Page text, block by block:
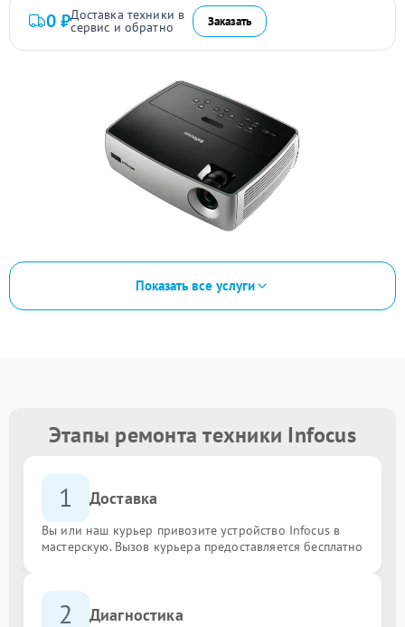
0 ₽Доставка техники в
сервис и обратно Заказать
Показать все услуги
Этапы ремонта техники Infocus
1 Доставка
Вы или наш курьер привозите устройство Infocus в
мастерскую. Вызов курьера предоставляется бесплатно
2 Диагностика